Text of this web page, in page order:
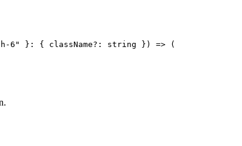
h-6" }: { className?: string }) => (